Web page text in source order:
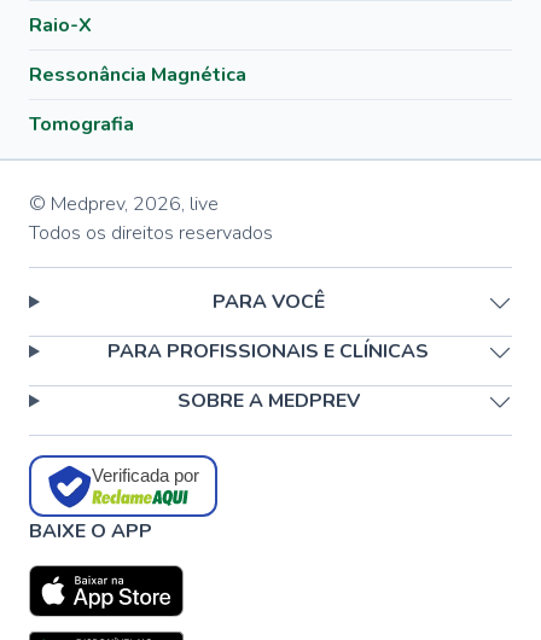
Raio-X
Ressonância Magnética
Tomografia
© Medprev, 2026, live
Todos os direitos reservados
PARA VOCÊ
PARA PROFISSIONAIS E CLÍNICAS
SOBRE A MEDPREV
Verificada por
BAIXE O APP